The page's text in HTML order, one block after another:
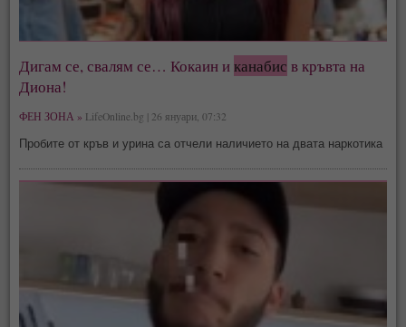
Дигам се, свалям се… Кокаин иканабис в кръвта на
Диона!
ФЕН ЗОНА » LifeOnline.bg | 26 януари, 07:32
Пробите от кръв и урина са отчели наличието на двата наркотика